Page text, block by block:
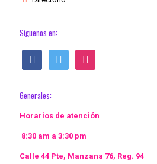
Síguenos en:
facebook twitter instagram
Generales:
Horarios de atención
8:30 am a 3:30 pm
Calle 44 Pte, Manzana 76, Reg. 94